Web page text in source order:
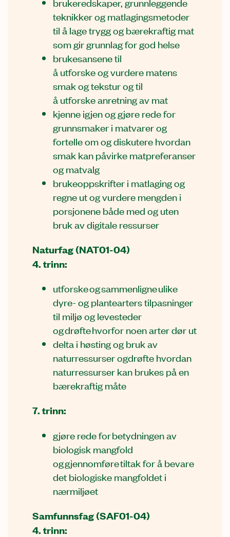
teknikker og matlagingsmetoder
til å lage trygg og bærekraftig mat
som gir grunnlag for god helse
brukesansene til
å utforske og vurdere matens
smak og tekstur og til
å utforske anretning av mat
kjenne igjen og gjøre rede for
grunnsmaker i matvarer og
fortelle om og diskutere hvordan
smak kan påvirke matpreferanser
og matvalg
brukeoppskrifter i matlaging og
regne ut og vurdere mengden i
porsjonene både med og uten
bruk av digitale ressurser
Naturfag (NAT01-04)
4. trinn:
utforske og sammenligne ulike
dyre- og plantearters tilpasninger
til miljø og levesteder
og drøfte hvorfor noen arter dør ut
delta i høsting og bruk av
naturressurser ogdrøfte hvordan
naturressurser kan brukes på en
bærekraftig måte
7. trinn:
gjøre rede for betydningen av
biologisk mangfold
og gjennomføre tiltak for å bevare
det biologiske mangfoldet i
nærmiljøet
Samfunnsfag (SAF01-04)
4. trinn: